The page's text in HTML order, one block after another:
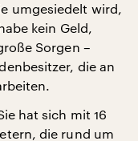
umgesiedelt wird,
kein Geld,
Sorgen –
die an
hat sich mit 16
die rund um